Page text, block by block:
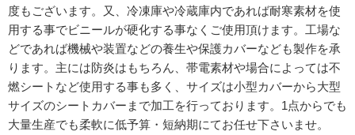
度もございます。又、冷凍庫や冷蔵庫内であれば耐寒素材を使
用する事でビニールが硬化する事なくご使用頂けます。工場な
どであれば機械や装置などの養生や保護カバーなども製作を承
ります。主には防炎はもちろん、帯電素材や場合によっては不
燃シートなど使用する事も多く、サイズは小型カバーから大型
サイズのシートカバーまで加工を行っております。1点からでも
大量生産でも柔軟に低予算・短納期にてお任せ下さいませ。